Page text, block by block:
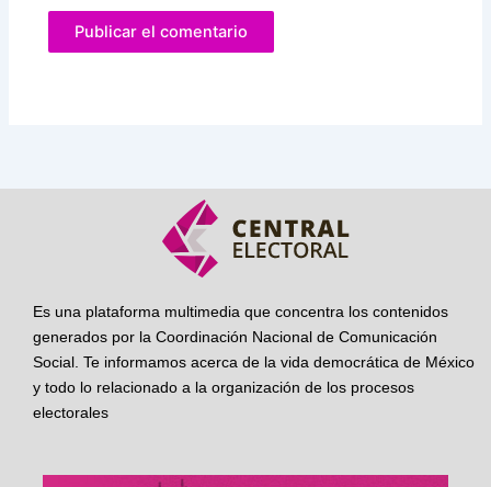
Es una plataforma multimedia que concentra los contenidos
generados por la Coordinación Nacional de Comunicación
Social. Te informamos acerca de la vida democrática de México
y todo lo relacionado a la organización de los procesos
electorales